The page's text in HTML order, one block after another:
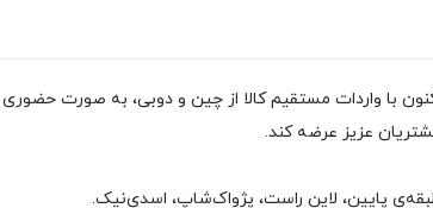
شاپ با داشتن سابقه‌ی فروش بیش از ۲۰سال (تاسیس سال ۱۳۷۹)، هم اکنون با واردات
عزیز عرضه کند.
پایین، لاین راست، پژواک‌شاپ، اسدی‌نیک.